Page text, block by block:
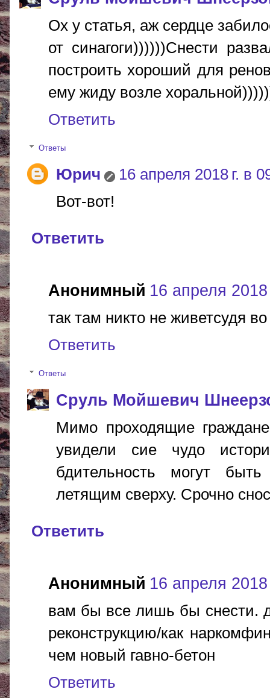
Ох у статья, аж сердце
от синагоги))))))Снести
построить хороший для
ему жиду возле
Ответить
Ответы
Юрич
16 апреля 2018 г. в
Вот-вот!
Ответить
Анонимный 16 апреля 2018
так там никто не живетсудя
Ответить
Ответы
Сруль Мойшевич
Мимо проходящие
увидели сие чудо
бдительность могут
летящим сверху. Срочно
Ответить
Анонимный 16 апреля 2018
вам бы все лишь бы снести.
реконструкцию/как
чем новый гавно-бетон
Ответить